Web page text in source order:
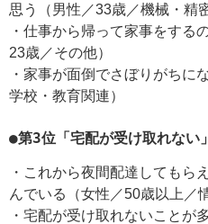
思う（男性／33歳／機械・精
・仕事から帰って家事をする
23歳／その他）
・家事が面倒でさぼりがちに
学校・教育関連）
●第3位「宅配が受け取れない」
・これから夜間配達してもら
んでいる（女性／50歳以上／
・宅配が受け取れないことが